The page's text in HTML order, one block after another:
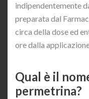
indipendentemente
preparata dal
circa della dose ed
ore dalla
Qual è il
permetrina?